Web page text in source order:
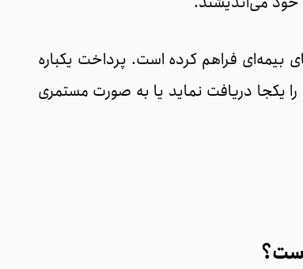
بیمه‌ای فراهم کرده است. پرداخت یکباره
یکجا دریافت نماید یا به صورت مستمری